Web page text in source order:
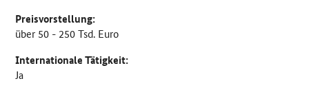
Preisvorstellung:
über 50 - 250 Tsd. Euro
Internationale Tätigkeit:
Ja